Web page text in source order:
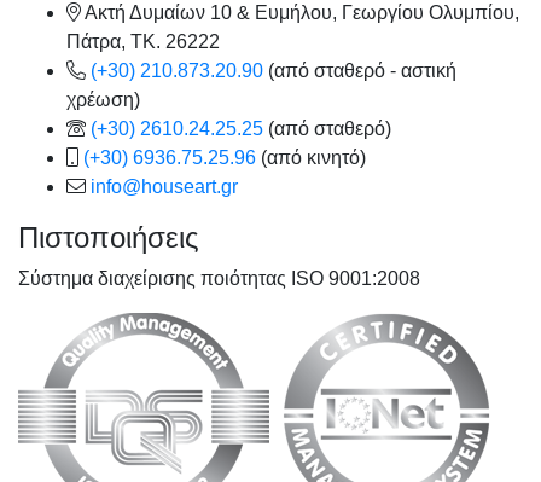
Ακτή Δυμαίων 10 & Ευμήλου, Γεωργίου Ολυμπίου,
Πάτρα, TK. 26222
(+30) 210.873.20.90 (από σταθερό - αστική
χρέωση)
(+30) 2610.24.25.25 (από σταθερό)
(+30) 6936.75.25.96 (από κινητό)
info@houseart.gr
Πιστοποιήσεις
Σύστημα διαχείρισης ποιότητας ISO 9001:2008